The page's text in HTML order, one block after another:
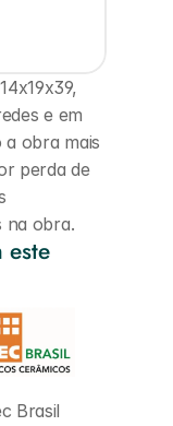
e em
obra mais
perda de
na obra.
este
Brasil